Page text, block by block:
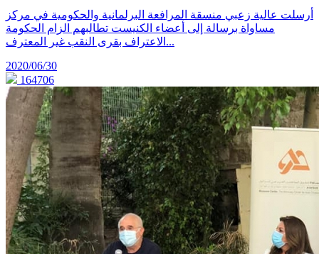
أرسلت عالية زعبي منسقة المرافعة البرلمانية والحكومية في مركز
مساواة برسالة إلى أعضاء الكنيست تطالبهم الزام الحكومة
الاعتراف بقرى النقب غير المعترف...
2020/06/30
164706